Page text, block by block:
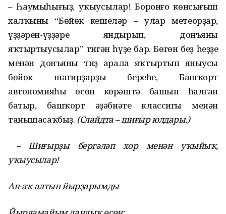
– Һаумыһығыҙ, уҡыусылар! Боронғо көнсығыш
халҡының “Бөйөк кешеләр – улар метеорҙар,
үҙҙәрен-үҙҙәре яндырып, донъяны
яҡтыртыусылар” тигән һүҙе бар. Бөгөн беҙ һеҙҙең
менән донъяны тиҙ арала яҡтыртып яныусы
бөйөк шағирҙарҙың береһе, Башҡорт
автономияһы өсөн көрәштә башын һалған
батыр, башҡорт әҙәбиәте классигы менән
танышасаҡбыҙ. (Слайдта – шиғыр юлдары.)
– Шиғырҙы бергәләп хор менән уҡыйыҡ,
уҡыусылар!
Ап-аҡ алтын йырҙарымды